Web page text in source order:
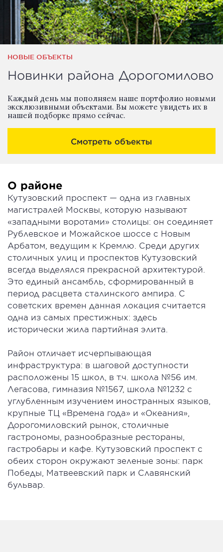
НОВЫЕ ОБЪЕКТЫ
Новинки района Дорогомилово
Каждый день мы пополняем наше портфолио новыми
эксклюзивными объектами. Вы можете увидеть их в
нашей подборке прямо сейчас.
Смотреть объекты
О районе
Кутузовский проспект — одна из главных
магистралей Москвы, которую называют
«западными воротами» столицы: он соединяет
Рублевское и Можайское шоссе с Новым
Арбатом, ведущим к Кремлю. Среди других
столичных улиц и проспектов Кутузовский
всегда выделялся прекрасной архитектурой.
Это единый ансамбль, сформированный в
период расцвета сталинского ампира. С
советских времен данная локация считается
одна из самых престижных: здесь
исторически жила партийная элита.
Район отличает исчерпывающая
инфраструктура: в шаговой доступности
расположены 15 школ, в т.ч. школа №56 им.
Легасова, гимназия №1567, школа №1232 с
углубленным изучением иностранных языков,
крупные ТЦ «Времена года» и «Океания»,
Дорогомиловский рынок, столичные
гастрономы, разнообразные рестораны,
гастробары и кафе. Кутузовский проспект с
обеих сторон окружают зеленые зоны: парк
Победы, Матвеевский парк и Славянский
бульвар.